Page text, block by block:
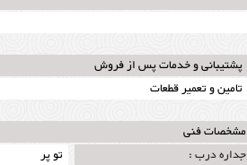
پشتیبانی و خدمات پس از فروش
تامین و تعمیر قطعات
مشخصات فنی
جداره درب :
تو پر